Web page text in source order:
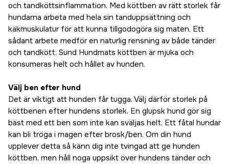
och tandköttsinflammation. Med köttben av rätt storlek får
hundarna arbeta med hela sin tanduppsättning och
käkmuskulatur för att kunna tillgodogöra sig maten. Ett
sådant arbete medför en naturlig rensning av både tänder
och tandkött. Sund Hundmats köttben är mjuka och
konsumeras helt och hållet av hunden.
Välj ben efter hund
Det är viktigt att hunden får tugga. Välj därför storlek på
köttbenen efter hundens storlek. En glupsk hund gör sig
bäst med ett ben som inte kan sväljas helt. Ett fåtal hundar
kan bli tröga i magen efter brosk/ben. Om din hund
upplever detta så känn dig inte tvingad att ge hunden
köttben, men håll noga uppsikt över hundens tänder och